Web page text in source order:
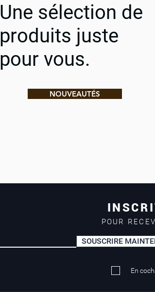
Une sélection de
produits juste
pour vous.
NOUVEAUTÉS
POUR
SOUSCRIRE
En